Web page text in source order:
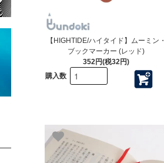
【HIGHTIDE/ハイタイド】ムーミン・
ブックマーカー (レッド)
352円(税32円)
購入数